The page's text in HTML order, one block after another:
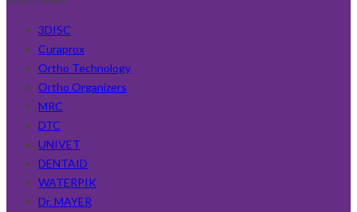
3DISC
Curaprox
Ortho Technology
Ortho Organizers
MRC
DTC
UNIVET
DENTAID
WATERPIK
Dr. MAYER